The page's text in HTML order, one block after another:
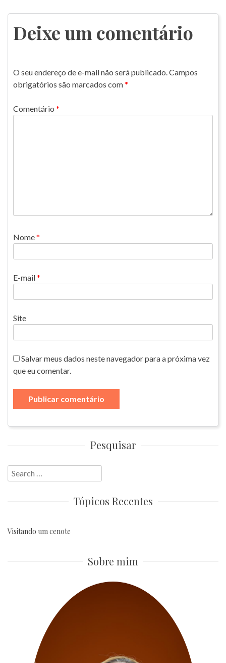
de
Post
Deixe um comentário
O seu endereço de e-mail não será publicado.Campos
obrigatórios são marcados com*
Comentário *
Nome*
E-mail*
Site
Salvar meus dados neste navegador para a próxima vez
que eu comentar.
Pesquisar
Search
for:
Tópicos Recentes
Visitando um cenote
Sobre mim